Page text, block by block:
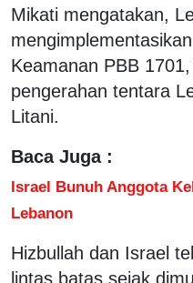
Mikati mengatakan,
Keamanan PBB
pengerahan tentara
Litani.
Baca Juga :
Israel Bunuh Anggota
Lebanon
Hizbullah dan Israel
lintas batas sejak